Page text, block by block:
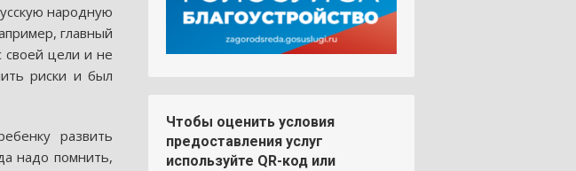
народную
главный
своей цели и не
риски и был
развить
надо помнить,
Чтобы оценить условия
предоставления услуг
используйте QR-код или